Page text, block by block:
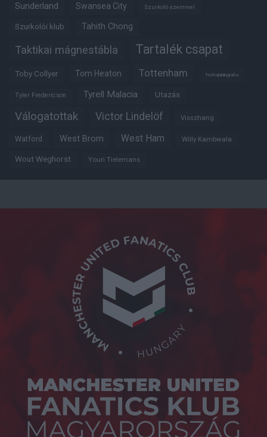
Sunderland Swansea City Szurkoló szemmel
Szurkolói klub Tahith Chong
Taktikai mágnestábla Tartalék csapat
Toby Collyer Tom Heaton Tottenham Trófeabibliográfia
Tyler Fredericson Tyrell Malacia Utazás
Válogatottak Victor Lindelöf Visszhang
Watford West Brom West Ham Willy Kambwala
Wout Weghorst Youri Tielemans